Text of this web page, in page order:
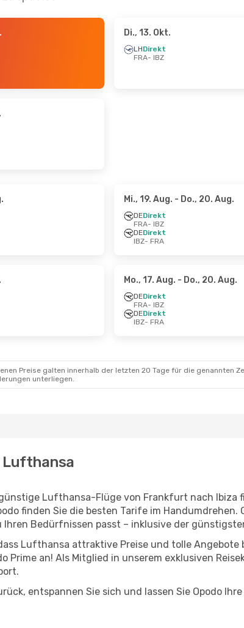
Di., 13. Okt.
LHDirekt
FRA- IBZ
Mi., 19. Aug. - Do., 20. Aug.
DEDirekt
FRA- IBZ
DEDirekt
IBZ- FRA
Mo., 17. Aug. - Do., 20. Aug.
DEDirekt
FRA- IBZ
DEDirekt
IBZ- FRA
Preise galten innerhalb der letzten 20 Tage für die
unterliegen.
Lufthansa
günstige Lufthansa-Flüge von Frankfurt nach
finden Sie die besten Tarife im
Ihren Bedürfnissen passt – inklusive der
Lufthansa attraktive Preise und tolle
Prime an! Als Mitglied in unserem exklusiven
entspannen Sie sich und lassen Sie Opodo